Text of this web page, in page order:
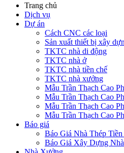
Trang chủ
Dịch vụ
Dự án
Cách CNC các loại
Sản xuất thiết bị xây
TKTC nhà di động
TKTC nhà ở
TKTC nhà tiền chế
TKTC nhà xưởng
Mẫu Trần Thạch Cao
Mẫu Trần Thạch Cao
Mẫu Trần Thạch Cao
Mẫu Trần Thạch Cao
Báo giá
Báo Giá Nhà Thép Tiền
Báo Giá Xây Dựng